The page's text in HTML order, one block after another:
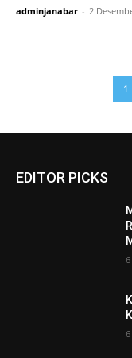
adminjanabar - 2
1
EDITOR PICKS